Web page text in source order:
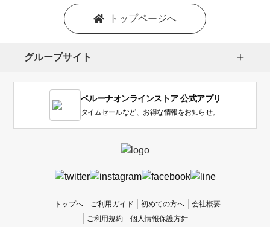
い
トップページへ
グループサイト
ベルーナオンラインストア 公式アプリ
タイムセールなど、お得な情報をお知らせ。
トップへ ご利用ガイド 初めての方へ
会社概要
ご利用規約
個人情報保護方針